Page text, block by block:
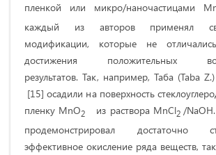
пленкой или микро/наночастицами
каждый из авторов применял
модификации, которые не
достижения положительных
результатов. Так, например, Таба (Taba
[15] осадили на поверхность
пленку MnO2 из раствора MnCl2/
продемонстрировал достаточно
эффективное окисление ряда веществ,